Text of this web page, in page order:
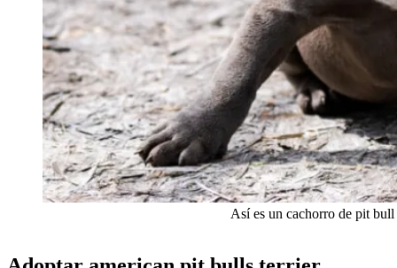
Así es un cachorro de pit